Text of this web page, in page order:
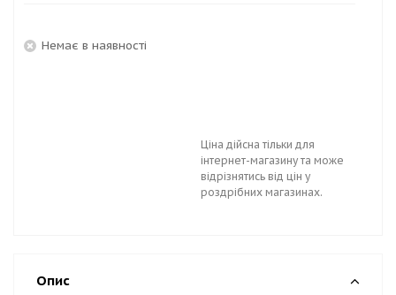
Немає в наявності
Ціна дійсна тільки для
інтернет-магазину та може
відрізнятись від цін у
роздрібних магазинах.
Опис